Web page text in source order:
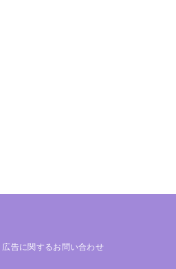
広告に関するお問い合わせ